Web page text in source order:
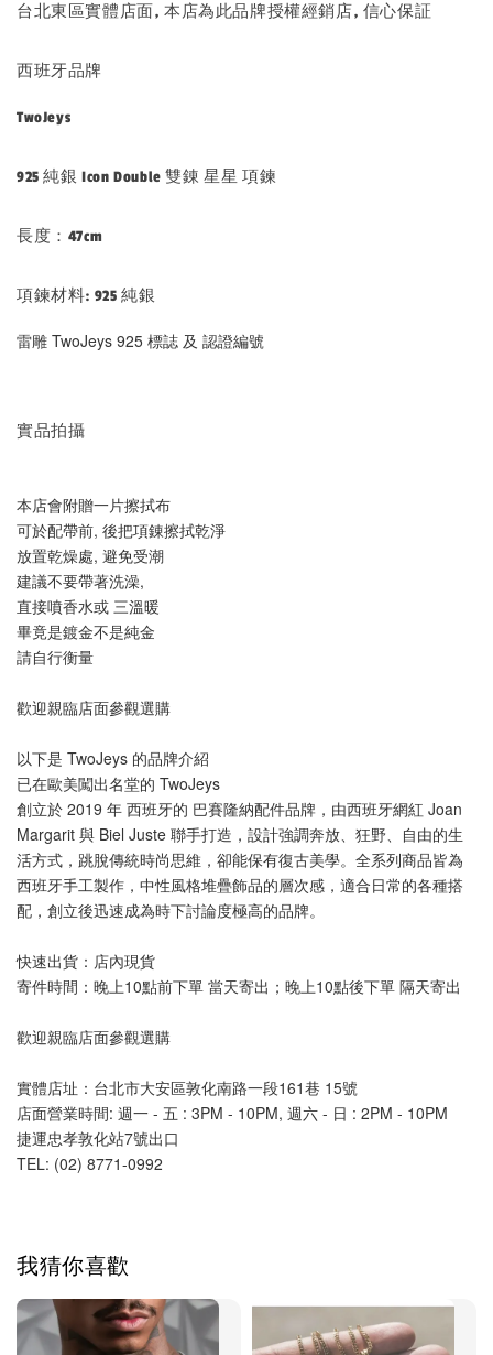
台北東區實體店面, 本店為此品牌授權經銷店, 信心保証
西班牙品牌
TwoJeys
925 純銀 Icon Double 雙錬 星星 項鍊
長度：47cm
項鍊材料: 925 純銀
雷雕 TwoJeys 925 標誌 及 認證編號
實品拍攝
本店會附贈一片擦拭布
可於配帶前, 後把項錬擦拭乾淨
放置乾燥處, 避免受潮
建議不要帶著洗澡,
直接噴香水或 三溫暖
畢竟是鍍金不是純金
請自行衡量
歡迎親臨店面參觀選購
以下是 TwoJeys 的品牌介紹
已在歐美闖出名堂的 TwoJeys
創立於 2019 年 西班牙的 巴賽隆納配件品牌，由西班牙網紅 Joan
Margarit 與 Biel Juste 聯手打造，設計強調奔放、狂野、自由的生
活方式，跳脫傳統時尚思維，卻能保有復古美學。全系列商品皆為
西班牙手工製作，中性風格堆疊飾品的層次感，適合日常的各種搭
配，創立後迅速成為時下討論度極高的品牌。
快速出貨：店內現貨
寄件時間：晚上10點前下單 當天寄出；晚上10點後下單 隔天寄出
歡迎親臨店面參觀選購
實體店址：台北市大安區敦化南路一段161巷 15號
店面營業時間: 週一 - 五 : 3PM - 10PM, 週六 - 日 : 2PM - 10PM
捷運忠孝敦化站7號出口
TEL: (02) 8771-0992
我猜你喜歡